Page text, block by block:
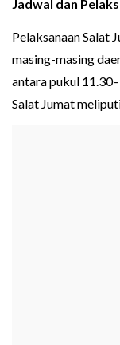
Jadwal dan
Pelaksanaan Salat
masing-masing
antara pukul
Salat Jumat